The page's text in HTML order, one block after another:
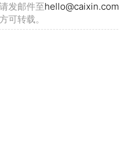
发邮件至hello@caixin.com
可转载。